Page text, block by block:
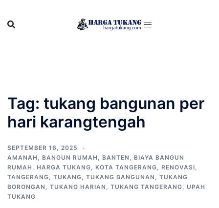
content
Tag: tukang bangunan per
hari karangtengah
SEPTEMBER 16, 2025
AMANAH , BANGUN RUMAH , BANTEN , BIAYA BANGUN
RUMAH , HARGA TUKANG, KOTA TANGERANG, RENOVASI,
TANGERANG, TUKANG, TUKANG BANGUNAN , TUKANG
BORONGAN , TUKANG HARIAN , TUKANG TANGERANG, UPAH
TUKANG